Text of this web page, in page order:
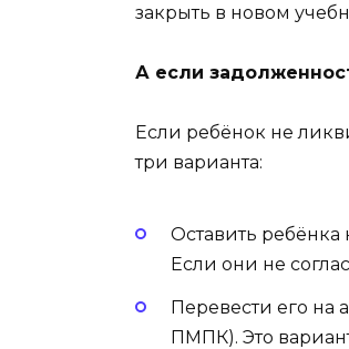
закрыть в новом
А если
Если ребёнок не
три варианта:
Оставить ребёнка
Если они не
Перевести его на
ПМПК). Это